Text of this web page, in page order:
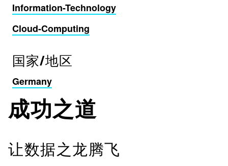
Information-Technology
Cloud-Computing
国家/地区
Germany
成功之道
让数据之龙腾飞